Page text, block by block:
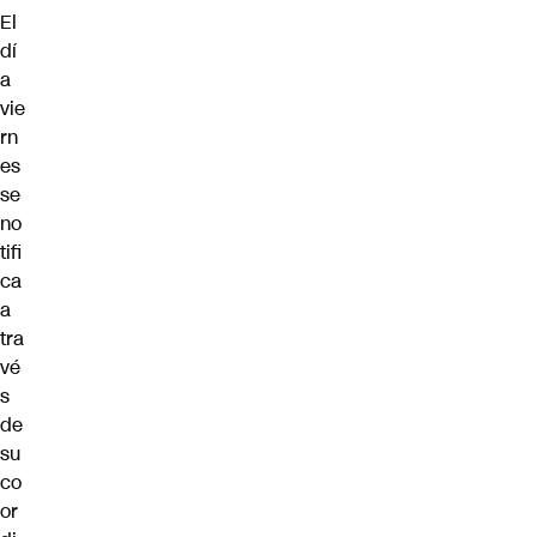
El
dí
a
vie
rn
es
se
no
tifi
ca
a
tra
vé
s
de
su
co
or